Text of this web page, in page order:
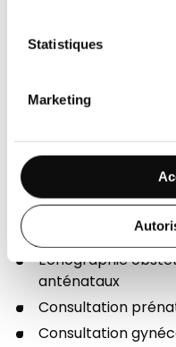
Statistiques
Marketing
Samedi
Echographie
anténataux
Consultation
Consultation